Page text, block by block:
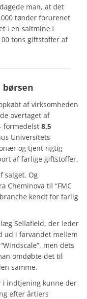
man, at det
tønder forurenet
i en saltmine i
tons giftstoffer af
børsen
af virksomheden
overtaget af
formedelst 8,5
Universitets
og tjent rigtig
af farlige giftstoffer.
salget. Og
Cheminova til “FMC
kendt for farlig
Sellafield, der leder
ud i farvandet mellem
men dets
omdøbte det til
samme.
i indtjening kunne der
efter årtiers